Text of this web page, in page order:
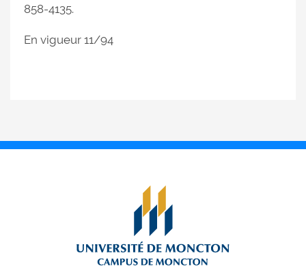
858-4135.
En vigueur 11/94